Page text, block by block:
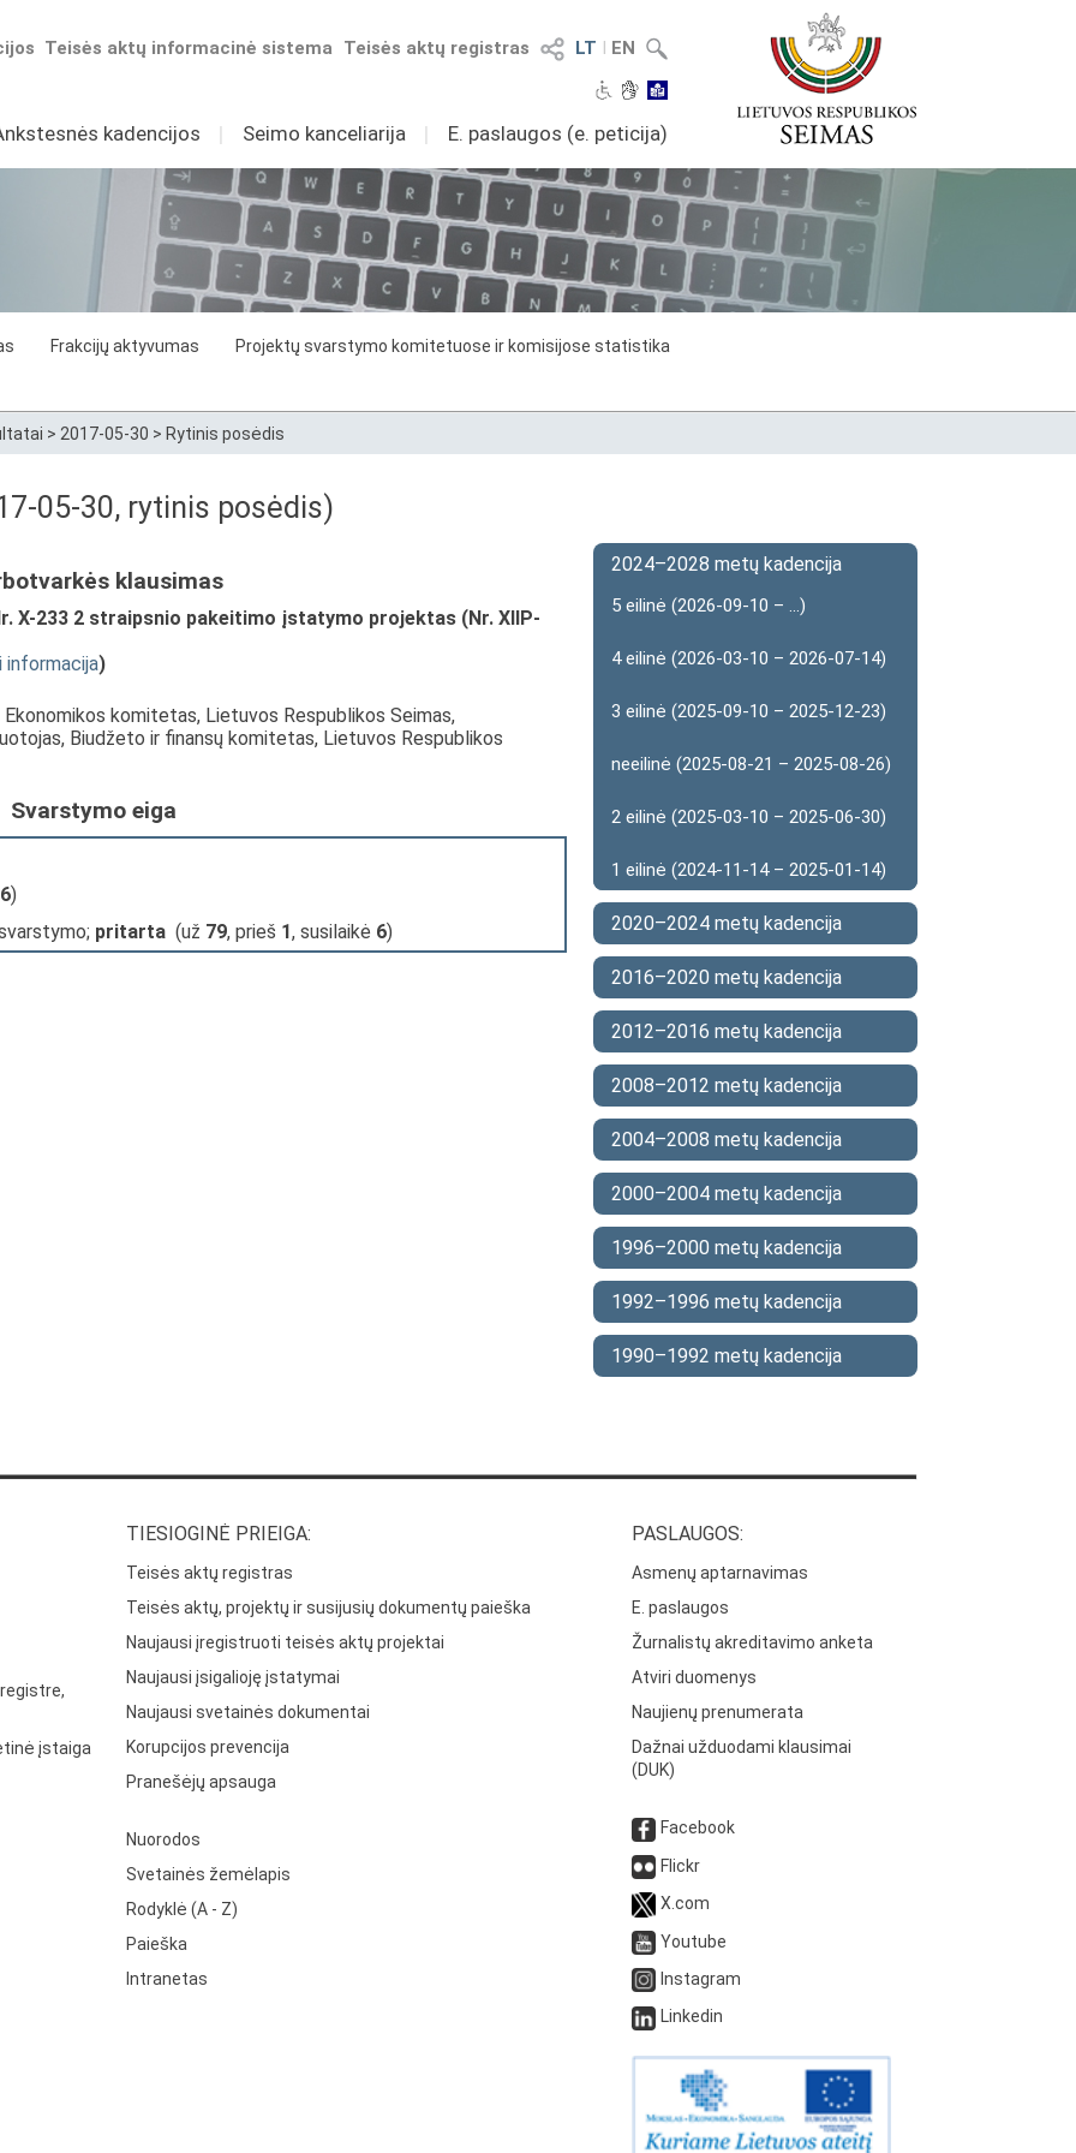
LT I EN
Teisės aktų registras
Teisės aktų informacinė sistema
kadencijos I Seimo kanceliarija I E. paslaugos (e. peticija)
Frakcijų aktyvumas
Projektų svarstymo komitetuose ir komisijose statistika
> 2017-05-30 > Rytinis posėdis
05-30, rytinis posėdis)
klausimas
X-233 2 straipsnio pakeitimo įstatymo projektas (Nr. XIIP-
informacija)
Ekonomikos komitetas, Lietuvos Respublikos Seimas,
Biudžeto ir finansų komitetas, Lietuvos Respublikos
Svarstymo eiga
)
pritarta (už 79, prieš 1, susilaikė 6)
2024–2028 metų kadencija
5 eilinė (2026-09-10 – ...)
4 eilinė (2026-03-10 – 2026-07-14)
3 eilinė (2025-09-10 – 2025-12-23)
neeilinė (2025-08-21 – 2025-08-26)
2 eilinė (2025-03-10 – 2025-06-30)
1 eilinė (2024-11-14 – 2025-01-14)
2020–2024 metų kadencija
2016–2020 metų kadencija
2012–2016 metų kadencija
2008–2012 metų kadencija
2004–2008 metų kadencija
2000–2004 metų kadencija
1996–2000 metų kadencija
1992–1996 metų kadencija
1990–1992 metų kadencija
įstaiga
TIESIOGINĖ PRIEIGA:
Teisės aktų registras
Teisės aktų, projektų ir susijusių dokumentų paieška
Naujausi įregistruoti teisės aktų projektai
Naujausi įsigalioję įstatymai
Naujausi svetainės dokumentai
Korupcijos prevencija
Pranešėjų apsauga
Nuorodos
Svetainės žemėlapis
Rodyklė (A - Z)
Paieška
Intranetas
PASLAUGOS:
Asmenų aptarnavimas
E. paslaugos
Žurnalistų akreditavimo anketa
Atviri duomenys
Naujienų prenumerata
Dažnai užduodami klausimai
(DUK)
Facebook
Flickr
X.com
Youtube
Instagram
Linkedin